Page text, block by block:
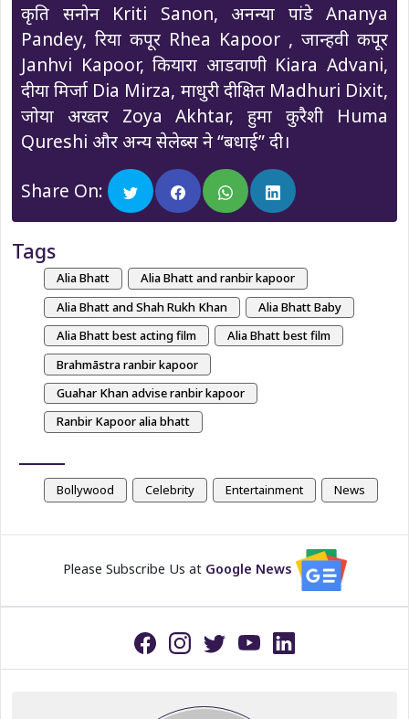
कृति सनोन Kriti Sanon, अनन्या पांडे Ananya
Pandey, रिया कपूर Rhea Kapoor , जान्हवी कपूर
Janhvi Kapoor, कियारा आडवाणी Kiara Advani,
दीया मिर्जा Dia Mirza, माधुरी दीक्षित Madhuri Dixit,
जोया अख्तर Zoya Akhtar, हुमा कुरैशी Huma
Qureshi और अन्य सेलेब्स ने “बधाई” दी।
Share On:
Tags
Alia Bhatt
Alia Bhatt and ranbir kapoor
Alia Bhatt and Shah Rukh Khan
Alia Bhatt Baby
Alia Bhatt best acting film
Alia Bhatt best film
Brahmāstra ranbir kapoor
Guahar Khan advise ranbir kapoor
Ranbir Kapoor alia bhatt
Bollywood Celebrity Entertainment News
Please Subscribe Us at Google News